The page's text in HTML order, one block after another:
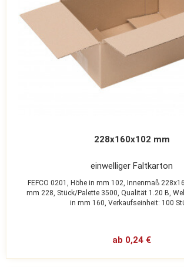
228x160x102 mm
einwelliger Faltkarton
FEFCO 0201, Höhe in mm 102, Innenmaß
mm 228, Stück/Palette 3500, Qualität 1.20 B,
in mm 160, Verkaufseinheit: 100
ab 0,24 €